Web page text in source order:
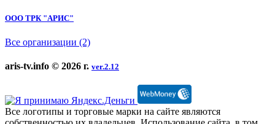
ООО ТРК "АРИС"
Все организации (2)
aris-tv.info © 2026 г. ver.2.12
Все логотипы и торговые марки на сайте являются